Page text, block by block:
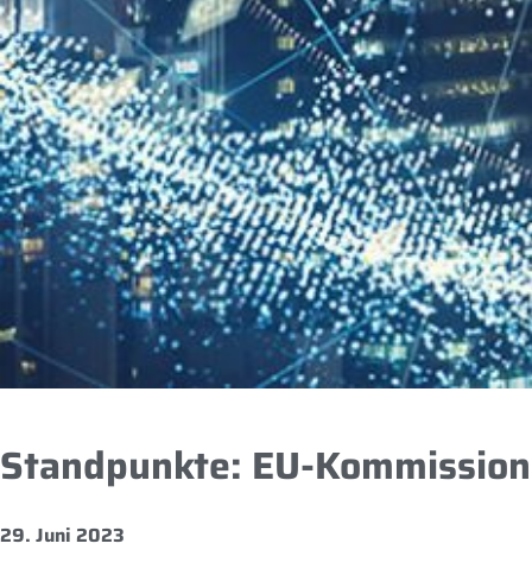
Standpunkte: EU-
29. Juni 2023